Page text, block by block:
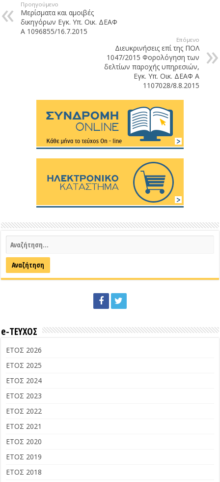
Προηγούμενο
Μερίσματα και αμοιβές
δικηγόρων Εγκ. Υπ. Οικ. ΔΕΑΦ
Α 1096855/16.7.2015
Επόμενο
Διευκρινήσεις επί της ΠΟΛ
1047/2015 Φορολόγηση των
δελτίων παροχής υπηρεσιών,
Εγκ. Υπ. Οικ. ΔΕΑΦ Α
1107028/8.8.2015
e-ΤΕΥΧΟΣ
ΕΤΟΣ 2026
ΕΤΟΣ 2025
ΕΤΟΣ 2024
ΕΤΟΣ 2023
ΕΤΟΣ 2022
ΕΤΟΣ 2021
ΕΤΟΣ 2020
ΕΤΟΣ 2019
ΕΤΟΣ 2018